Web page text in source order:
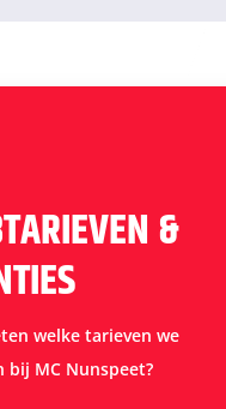
&
welke tarieven we
bij MC Nunspeet?